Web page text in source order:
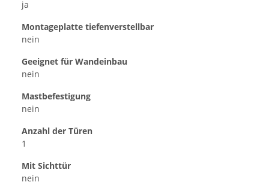
ja
Montageplatte tiefenverstellbar
nein
Geeignet für Wandeinbau
nein
Mastbefestigung
nein
Anzahl der Türen
1
Mit Sichttür
nein